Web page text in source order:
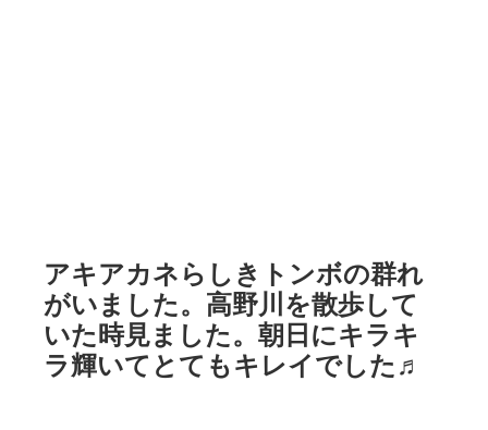
アキアカネらしきトンボの群れ
がいました。高野川を散歩して
いた時見ました。朝日にキラキ
ラ輝いてとてもキレイでした♬